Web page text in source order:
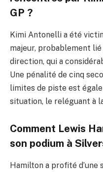
GP ?
Kimi Antonelli a été
majeur, probablement lié
direction, qui a
Une pénalité de cinq
limites de piste est
situation, le reléguant à
Comment Lewis
son podium à
Hamilton a profité